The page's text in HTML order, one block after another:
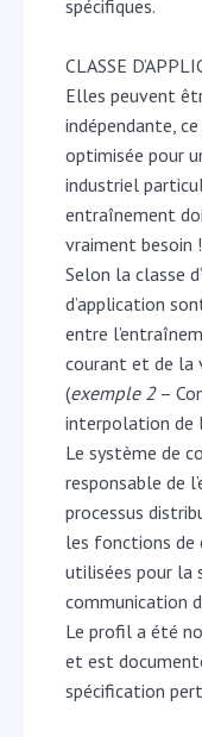
spécifiques.
CLASSE
Elles peuvent
indépendante,
optimisée pour
industriel
entraînement
vraiment besoin !
Selon la classe
d’application
entre
courant et de la
(exemple 2–
interpolation de
Le système de
responsable de
processus
les fonctions de
utilisées pour la
communication
Le profil a été
et est
spécification